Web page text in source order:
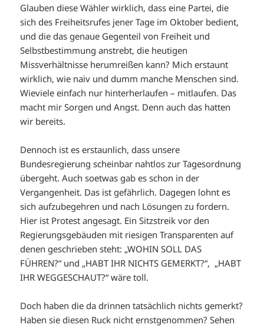
Glauben diese Wähler wirklich, dass eine Partei, die
sich des Freiheitsrufes jener Tage im Oktober bedient,
und die das genaue Gegenteil von Freiheit und
Selbstbestimmung anstrebt, die heutigen
Missverhältnisse herumreißen kann? Mich erstaunt
wirklich, wie naiv und dumm manche Menschen sind.
Wieviele einfach nur hinterherlaufen – mitlaufen. Das
macht mir Sorgen und Angst. Denn auch das hatten
wir bereits.
Dennoch ist es erstaunlich, dass unsere
Bundesregierung scheinbar nahtlos zur Tagesordnung
übergeht. Auch soetwas gab es schon in der
Vergangenheit. Das ist gefährlich. Dagegen lohnt es
sich aufzubegehren und nach Lösungen zu fordern.
Hier ist Protest angesagt. Ein Sitzstreik vor den
Regierungsgebäuden mit riesigen Transparenten auf
denen geschrieben steht: „WOHIN SOLL DAS
FÜHREN?“ und „HABT IHR NICHTS GEMERKT?“, „HABT
IHR WEGGESCHAUT?“ wäre toll.
Doch haben die da drinnen tatsächlich nichts gemerkt?
Haben sie diesen Ruck nicht ernstgenommen? Sehen